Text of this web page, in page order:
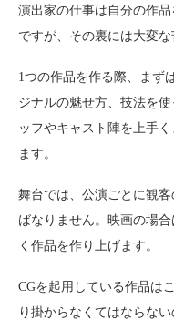
演出家の仕事は自分の作
ですが、その裏には大変
1つの作品を作る際、まず
ジナルの魅せ方、技法を
ッフやキャスト陣を上手
ます。
舞台では、公演ごとに観
ばなりません。映画の場
く作品を作り上げます。
CGを起用している作品は
り掛からなくてはならな